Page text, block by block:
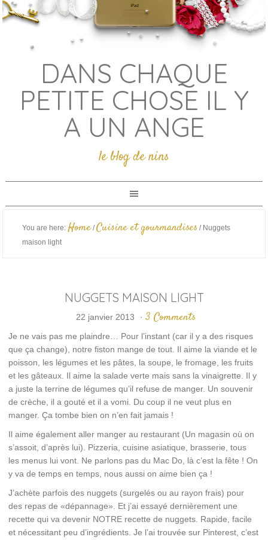
DANS CHAQUE
PETITE CHOSE IL Y
A UN ANGE
le blog de nins
You are here: Home / Cuisine et gourmandises /Nuggets
maison light
NUGGETS MAISON LIGHT
22 janvier 2013 · 3 Comments
Je ne vais pas me plaindre… Pour l’instant (car il y a des risques
que ça change), notre fiston mange de tout. Il aime la viande et le
poisson, les légumes et les pâtes, la soupe, le fromage, les fruits
et les gâteaux. Il aime la salade verte mais sans la vinaigrette. Il y
a juste la terrine de légumes qu’il refuse de manger. Un souvenir
de crèche, il a gouté et il a vomi. Du coup il ne veut plus en
manger. Ça tombe bien on n’en fait jamais !
Il aime également aller manger au restaurant (Un magasin où on
s’assoit, d’après lui). Pizzeria, cuisine asiatique, brasserie, tous
les menus lui vont. Ne parlons pas du Mac Do, là c’est la fête ! On
y va de temps en temps, nous aussi on aime bien ça !
J’achète parfois des nuggets (surgelés ou au rayon frais) pour
des repas de «dépannage». Et j’ai essayé dernièrement une
recette qui va devenir NOTRE recette de nuggets. Rapide, facile
et nécessitant peu d’ingrédients. Je l’ai trouvée sur Pinterest, c’est